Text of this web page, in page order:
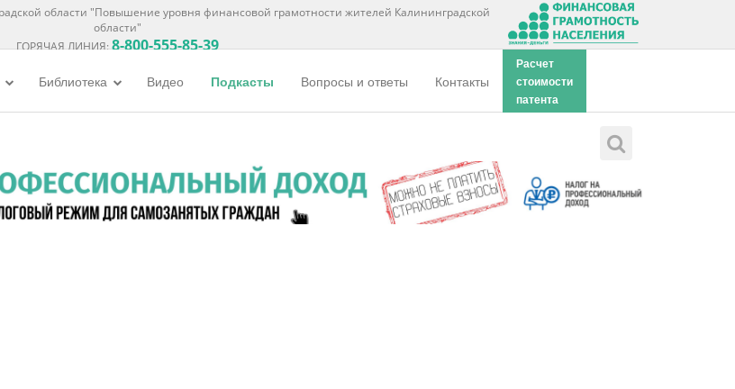
области "Повышение уровня финансовой грамотности жителей Калининградской
области"
ГОРЯЧАЯ ЛИНИЯ:8-800-555-85-39
Библиотека Видео Подкасты Вопросы и ответы Контакты
Расчет
стоимости
патента